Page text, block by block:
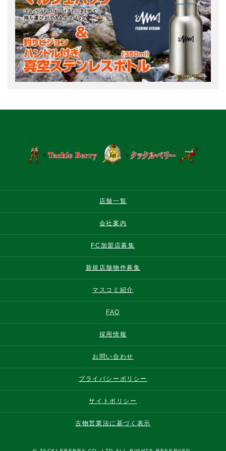
店舗一覧
会社案内
FC加盟店募集
新規店舗物件募集
マスコミ紹介
FAQ
採用情報
お問い合わせ
プライバシーポリシー
サイトポリシー
古物営業法に基づく表示